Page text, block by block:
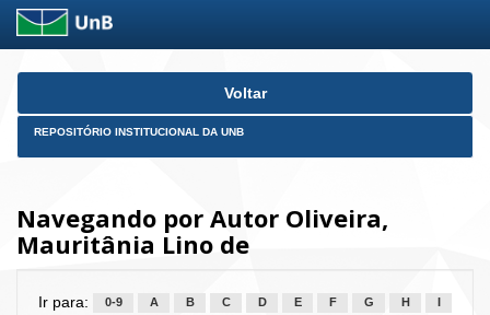
Skip
Voltar
REPOSITÓRIO INSTITUCIONAL DA UNB
Navegando por Autor Oliveira,
Mauritânia Lino de
Ir para: 0-9 A B C D E F G H